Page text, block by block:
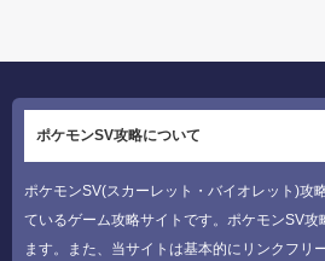
ポケモンSV攻略について
ポケモンSV(スカーレット・バイオレット)攻
ているゲーム攻略サイトです。ポケモンSV
ます。また、当サイトは基本的にリンクフリー